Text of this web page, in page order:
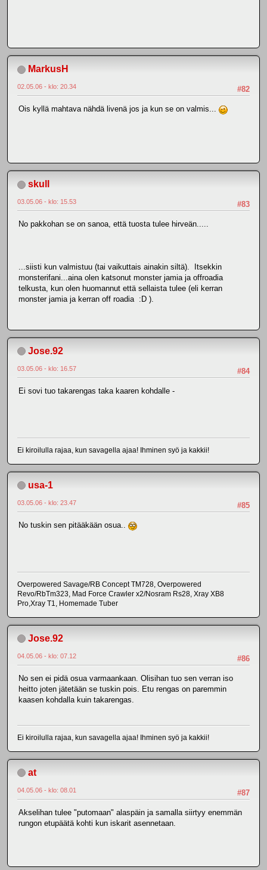
MarkusH
#82
02.05.06 - klo: 20.34
Ois kyllä mahtava nähdä livenä jos ja kun se on valmis...
skull
#83
03.05.06 - klo: 15.53
No pakkohan se on sanoa, että tuosta tulee hirveän.....
...siisti kun valmistuu (tai vaikuttais ainakin siltä). Itsekkin
monsterifani...aina olen katsonut monster jamia ja offroadia
telkusta, kun olen huomannut että sellaista tulee (eli kerran
monster jamia ja kerran off roadia :D ).
Jose.92
#84
03.05.06 - klo: 16.57
Ei sovi tuo takarengas taka kaaren kohdalle -
Ei kiroilulla rajaa, kun savagella ajaa! Ihminen syö ja kakkii!
usa-1
#85
03.05.06 - klo: 23.47
No tuskin sen pitääkään osua..
Overpowered Savage/RB Concept TM728, Overpowered
Revo/RbTm323, Mad Force Crawler x2/Nosram Rs28, Xray XB8
Pro,Xray T1, Homemade Tuber
Jose.92
#86
04.05.06 - klo: 07.12
No sen ei pidä osua varmaankaan. Olisihan tuo sen verran iso
heitto joten jätetään se tuskin pois. Etu rengas on paremmin
kaasen kohdalla kuin takarengas.
Ei kiroilulla rajaa, kun savagella ajaa! Ihminen syö ja kakkii!
at
#87
04.05.06 - klo: 08.01
Akselihan tulee "putomaan" alaspäin ja samalla siirtyy enemmän
rungon etupäätä kohti kun iskarit asennetaan.